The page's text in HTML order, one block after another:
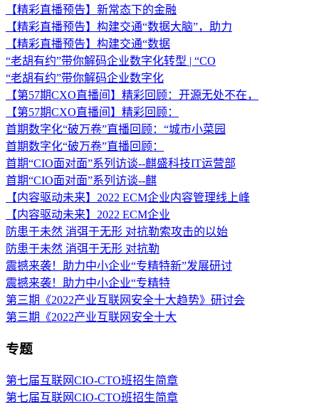
【精彩直播预告】新常态下的金融
【精彩直播预告】构建交通“数据大脑”，助力
【精彩直播预告】构建交通“数据
“老胡有约”带你解码企业数字化转型 | “CO
“老胡有约”带你解码企业数字化
【第57期CXO直播间】精彩回顾：开源无处不在，
【第57期CXO直播间】精彩回顾：
首期数字化“破万卷”直播回顾：“城市小菜园
首期数字化“破万卷”直播回顾：
首期“CIO面对面”系列访谈--麒盛科技IT运营部
首期“CIO面对面”系列访谈--麒
【内容驱动未来】2022 ECM企业内容管理线上峰
【内容驱动未来】2022 ECM企业
防患于未然 消弭于无形 对抗勒索攻击的以始
防患于未然 消弭于无形 对抗勒
震撼来袭！助力中小企业“专精特新”发展研讨
震撼来袭！助力中小企业“专精特
第三期《2022产业互联网安全十大趋势》研讨会
第三期《2022产业互联网安全十大
专题
第七届互联网CIO-CTO班招生简章
第七届互联网CIO-CTO班招生简章